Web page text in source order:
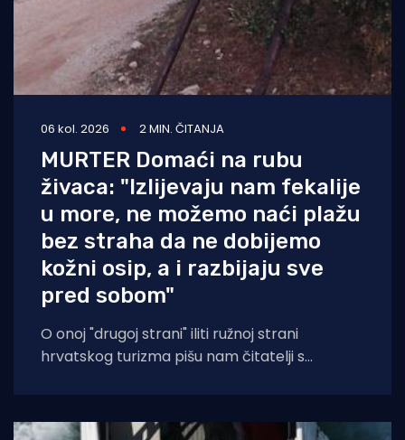
06 kol. 2026 2 MIN. ČITANJA
MURTER Domaći na rubu
živaca: "Izlijevaju nam fekalije
u more, ne možemo naći plažu
bez straha da ne dobijemo
kožni osip, a i razbijaju sve
pred sobom"
O onoj "drugoj strani" iliti ružnoj strani
hrvatskog turizma pišu nam čitatelji s